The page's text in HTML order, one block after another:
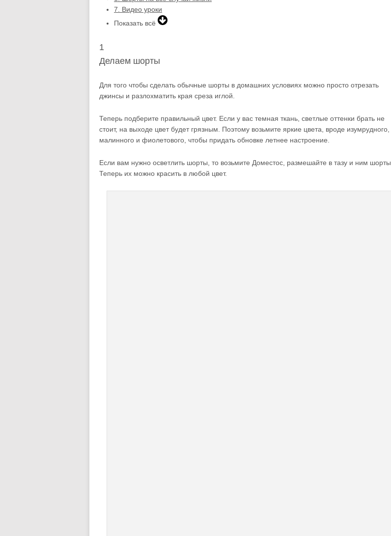
7.
Видео уроки
Показать всё
1
Делаем шорты
Для того чтобы сделать обычные шорты в домашних условиях можно просто отрезать
джинсы и разлохматить края среза иглой.
Теперь подберите правильный цвет. Если у вас темная ткань, светлые оттенки брать не
стоит, на выходе цвет будет грязным. Поэтому возьмите яркие цвета, вроде изумрудного,
малинного и фиолетового, чтобы придать обновке летнее настроение.
Если вам нужно осветлить шорты, то возьмите Доместос, размешайте в тазу и ним шорты.
Теперь их можно красить в любой цвет.